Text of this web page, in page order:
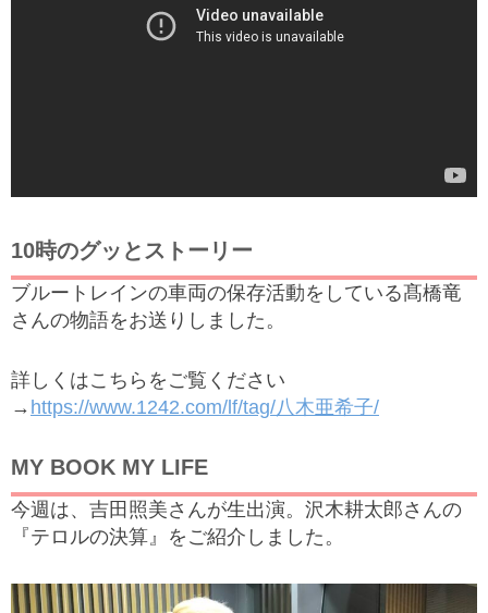
10時のグッとストーリー
ブルートレインの車両の保存活動をしている髙橋竜
さんの物語をお送りしました。
詳しくはこちらをご覧ください
→ https://www.1242.com/lf/tag/八木亜希子/
MY BOOK MY LIFE
今週は、吉田照美さんが生出演。沢木耕太郎さんの
『テロルの決算』をご紹介しました。